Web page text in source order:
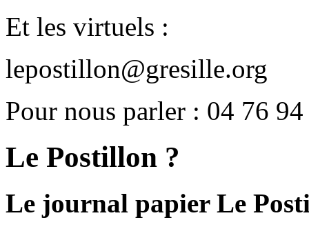
Et les virtuels :
lepostillon@gresille.org
Pour nous parler : 04 76
Le Postillon ?
Le journal papier Le